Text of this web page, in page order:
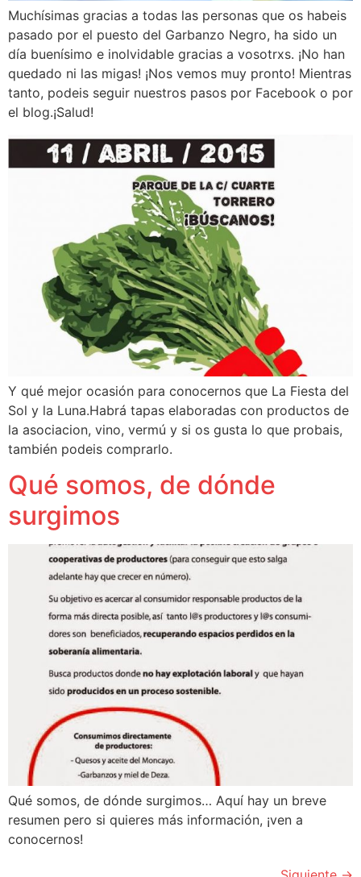
Muchísimas gracias a todas las personas que os habeis
pasado por el puesto del Garbanzo Negro, ha sido un
día buenísimo e inolvidable gracias a vosotrxs. ¡No han
quedado ni las migas! ¡Nos vemos muy pronto! Mientras
tanto, podeis seguir nuestros pasos por Facebook o por
el blog.¡Salud!
Y qué mejor ocasión para conocernos que La Fiesta del
Sol y la Luna.Habrá tapas elaboradas con productos de
la asociacion, vino, vermú y si os gusta lo que probais,
también podeis comprarlo.
Qué somos, de dónde
surgimos
Qué somos, de dónde surgimos… Aquí hay un breve
resumen pero si quieres más información, ¡ven a
conocernos!